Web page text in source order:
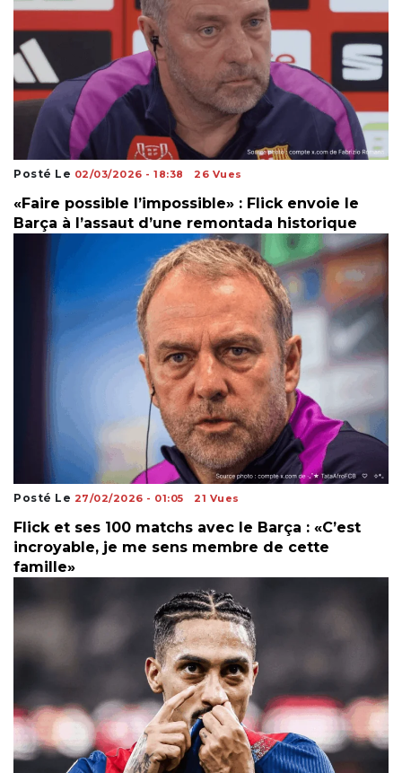
Posté Le 02/03/2026 - 18:38 26 Vues
«Faire possible l’impossible» : Flick envoie le
Barça à l’assaut d’une remontada historique
Posté Le 27/02/2026 - 01:05 21 Vues
Flick et ses 100 matchs avec le Barça : «C’est
incroyable, je me sens membre de cette
famille»